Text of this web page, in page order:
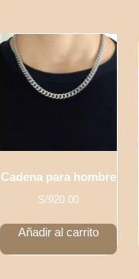
Cadena para hombre
S/920.00
Añadir al carrito